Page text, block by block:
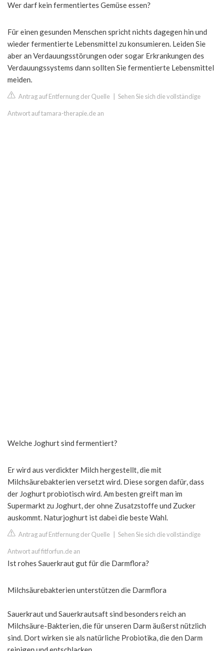
Wer darf kein fermentiertes Gemüse essen?
Für einen gesunden Menschen spricht nichts dagegen hin und
wieder fermentierte Lebensmittel zu konsumieren. Leiden Sie
aber an Verdauungsstörungen oder sogar Erkrankungen des
Verdauungssystems dann sollten Sie fermentierte Lebensmittel
meiden.
Antrag auf Entfernung der Quelle Sehen Sie sich die vollständige
Antwort auf tamara-therapie.de an
Welche Joghurt sind fermentiert?
Er wird aus verdickter Milch hergestellt, die mit
Milchsäurebakterien versetzt wird. Diese sorgen dafür, dass
der Joghurt probiotisch wird. Am besten greift man im
Supermarkt zu Joghurt, der ohne Zusatzstoffe und Zucker
auskommt. Naturjoghurt ist dabei die beste Wahl.
Antrag auf Entfernung der Quelle Sehen Sie sich die vollständige
Antwort auf fitforfun.de an
Ist rohes Sauerkraut gut für die Darmflora?
Milchsäurebakterien unterstützen die Darmflora
Sauerkraut und Sauerkrautsaft sind besonders reich an
Milchsäure-Bakterien, die für unseren Darm äußerst nützlich
sind. Dort wirken sie als natürliche Probiotika, die den Darm